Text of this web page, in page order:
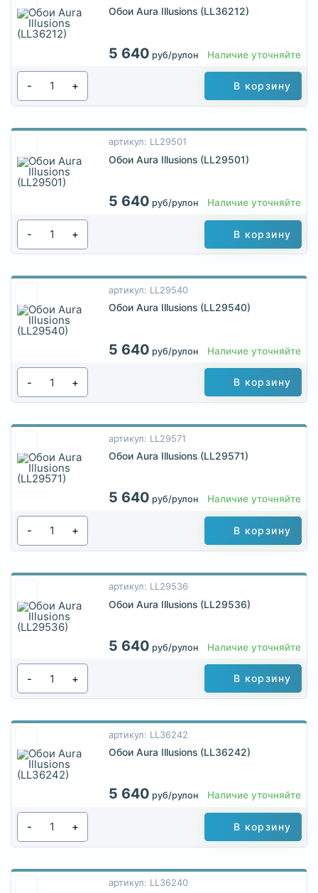
Обои Aura Illusions (LL36212)
5 640 руб/рулон Наличие уточняйте
- + В корзину
артикул: LL29501
Обои Aura Illusions (LL29501)
5 640 руб/рулон Наличие уточняйте
- + В корзину
артикул: LL29540
Обои Aura Illusions (LL29540)
5 640 руб/рулон Наличие уточняйте
- + В корзину
артикул: LL29571
Обои Aura Illusions (LL29571)
5 640 руб/рулон Наличие уточняйте
- + В корзину
артикул: LL29536
Обои Aura Illusions (LL29536)
5 640 руб/рулон Наличие уточняйте
- + В корзину
артикул: LL36242
Обои Aura Illusions (LL36242)
5 640 руб/рулон Наличие уточняйте
- + В корзину
артикул: LL36240